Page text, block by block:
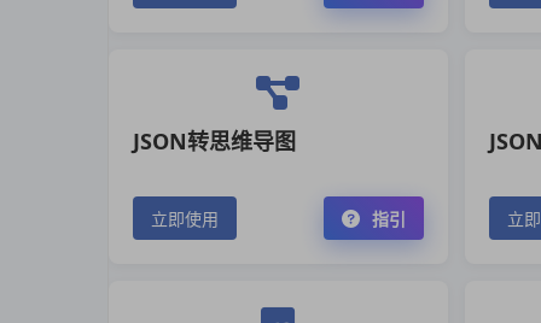
JSON转思维导图
立即使用 指引 立